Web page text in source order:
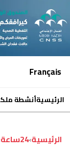
Français
الرئيسيةأنشطة
الرئيسية›24ساعة